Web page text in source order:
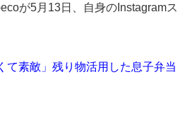
が5月13日、自身のInstagram
て素敵」残り物活用した息子弁当